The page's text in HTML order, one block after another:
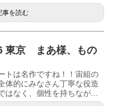
事を読む
東京 まあ様、もの
トは名作ですね！！宙組の
体的にみなさん丁寧な役造
はなく、個性を持ちなが...